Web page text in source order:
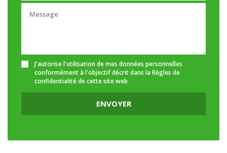
J'autorise l'utilisation de mes données personnelles
conformément à l'objectif décrit dans la Règles de
confidentialitéde cette site web
ENVOYER